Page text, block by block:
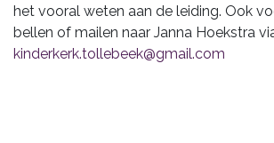
het vooral weten aan de leiding. Ook
bellen of mailen naar Janna Hoekstra
kinderkerk.tollebeek@gmail.com